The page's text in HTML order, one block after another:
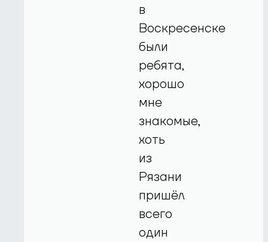
в
Воскресенске
были
ребята,
хорошо
мне
знакомые,
хоть
из
Рязани
пришёл
всего
один